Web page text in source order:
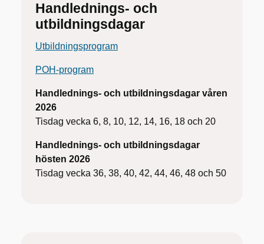
Handlednings- och
utbildningsdagar
Utbildningsprogram
POH-program
Handlednings- och utbildningsdagar våren
2026
Tisdag vecka 6, 8, 10, 12, 14, 16, 18 och 20
Handlednings- och utbildningsdagar
hösten 2026
Tisdag vecka 36, 38, 40, 42, 44, 46, 48 och 50